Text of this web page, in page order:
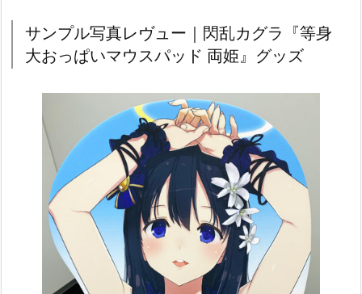
サンプル写真レヴュー｜閃乱カグラ『等身
大おっぱいマウスパッド 両姫』グッズ